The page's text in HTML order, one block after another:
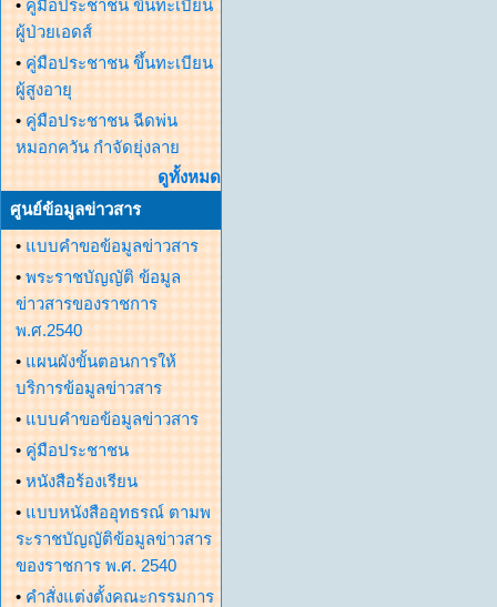
• คู่มือประชาชน ขึ้นทะเบียน
ผู้ป่วยเอดส์
• คู่มือประชาชน ขึ้นทะเบียน
ผู้สูงอายุ
• คู่มือประชาชน ฉีดพ่น
หมอกควัน กำจัดยุ่งลาย
ดูทั้งหมด
ศูนย์ข้อมูลข่าวสาร
• แบบคำขอข้อมูลข่าวสาร
• พระราชบัญญัติ ข้อมูล
ข่าวสารของราชการ
พ.ศ.2540
• แผนผังขั้นตอนการให้
บริการข้อมูลข่าวสาร
• แบบคำขอข้อมูลข่าวสาร
• คู่มือประชาชน
• หนังสือร้องเรียน
• แบบหนังสืออุทธรณ์ ตามพ
ระราชบัญญัติข้อมูลข่าวสาร
ของราชการ พ.ศ. 2540
• คำสั่งแต่งตั้งคณะกรรมการ